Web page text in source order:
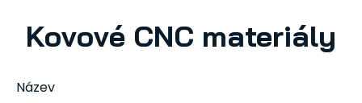
Kovové CNC materiály
Název